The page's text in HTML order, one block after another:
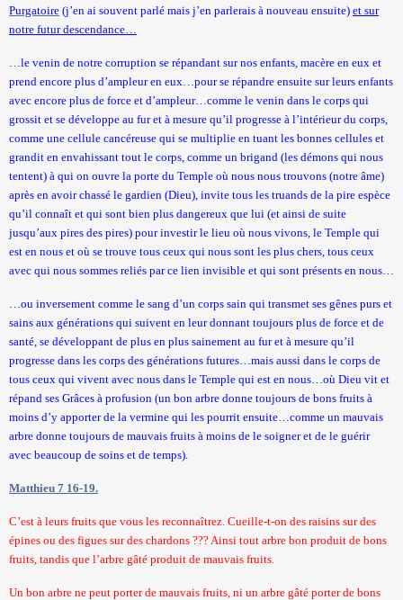
Purgatoire (j’en ai souvent parlé mais j’en parlerais à nouveau ensuite) et sur
notre futur descendance…
…le venin de notre corruption se répandant sur nos enfants, macère en eux et
prend encore plus d’ampleur en eux…pour se répandre ensuite sur leurs enfants
avec encore plus de force et d’ampleur…comme le venin dans le corps qui
grossit et se développe au fur et à mesure qu’il progresse à l’intérieur du corps,
comme une cellule cancéreuse qui se multiplie en tuant les bonnes cellules et
grandit en envahissant tout le corps, comme un brigand (les démons qui nous
tentent) à qui on ouvre la porte du Temple où nous nous trouvons (notre âme)
après en avoir chassé le gardien (Dieu), invite tous les truands de la pire espèce
qu’il connaît et qui sont bien plus dangereux que lui (et ainsi de suite
jusqu’aux pires des pires) pour investir le lieu où nous vivons, le Temple qui
est en nous et où se trouve tous ceux qui nous sont les plus chers, tous ceux
avec qui nous sommes reliés par ce lien invisible et qui sont présents en nous…
…ou inversement comme le sang d’un corps sain qui transmet ses gênes purs et
sains aux générations qui suivent en leur donnant toujours plus de force et de
santé, se développant de plus en plus sainement au fur et à mesure qu’il
progresse dans les corps des générations futures…mais aussi dans le corps de
tous ceux qui vivent avec nous dans le Temple qui est en nous…où Dieu vit et
répand ses Grâces à profusion (un bon arbre donne toujours de bons fruits à
moins d’y apporter de la vermine qui les pourrit ensuite…comme un mauvais
arbre donne toujours de mauvais fruits à moins de le soigner et de le guérir
avec beaucoup de soins et de temps).
Matthieu 7 16-19.
C’est à leurs fruits que vous les reconnaîtrez. Cueille-t-on des raisins sur des
épines ou des figues sur des chardons ??? Ainsi tout arbre bon produit de bons
fruits, tandis que l’arbre gâté produit de mauvais fruits.
Un bon arbre ne peut porter de mauvais fruits, ni un arbre gâté porter de bons